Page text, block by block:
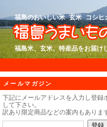
福島のおいしい米 玄米 コシヒ
福島米、玄米、特産品をお届
メールマガジン
下記にメールアドレスを入力し登録
して下さい。
訳あり限定商品などの案内もありま